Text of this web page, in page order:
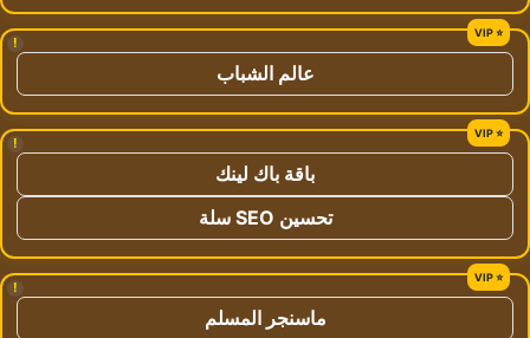
!
عالم الشباب
!
باقة باك لينك
تحسين SEO سلة
!
ماسنجر المسلم